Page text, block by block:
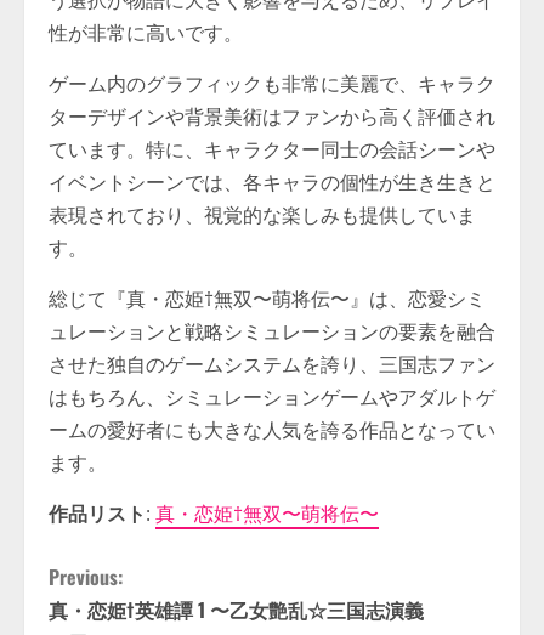
性が非常に高いです。
ゲーム内のグラフィックも非常に美麗で、キャラク
ターデザインや背景美術はファンから高く評価され
ています。特に、キャラクター同士の会話シーンや
イベントシーンでは、各キャラの個性が生き生きと
表現されており、視覚的な楽しみも提供していま
す。
総じて『真・恋姫†無双〜萌将伝〜』は、恋愛シミ
ュレーションと戦略シミュレーションの要素を融合
させた独自のゲームシステムを誇り、三国志ファン
はもちろん、シミュレーションゲームやアダルトゲ
ームの愛好者にも大きな人気を誇る作品となってい
ます。
作品リスト: 真・恋姫†無双〜萌将伝〜
C
Previous:
真・恋姫†英雄譚 1 〜乙女艶乱☆三国志演義